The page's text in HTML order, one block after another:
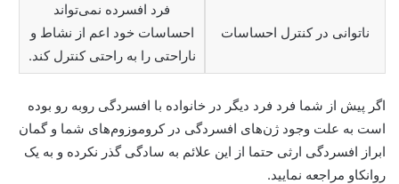
ناتوانی در کنترل احساسات
فرد افسرده نمی‌تواند
احساسات خود اعم از نشاط و
ناراحتی را به راحتی کنترل کند.
اگر پیش از شما فرد فرد دیگر در خانواده با افسردگی روبه رو بوده
است به علت وجود ژن‌های افسردگی در کروموزوم‌های شما و گمان
ابراز افسردگی ارثی حتما از این علائم به سادگی گذر نکرده و به یک
روانکاو مراجعه نمایید.